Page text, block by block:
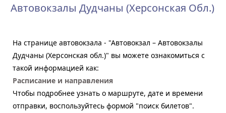
Автовокзалы Дудчаны (Херсонская Обл.)
На странице автовокзала - "Автовокзал – Автовокзалы
Дудчаны (Херсонская обл.)" вы можете ознакомиться с
такой информацией как:
Расписание и направления
Чтобы подробнее узнать о маршруте, дате и времени
отправки, воспользуйтесь формой "поиск билетов".